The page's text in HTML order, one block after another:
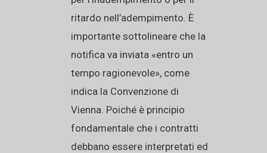
ritardo nell’adempimento. È
importante sottolineare che la
notifica va inviata «entro un
tempo ragionevole», come
indica la Convenzione di
Vienna. Poiché è principio
fondamentale che i contratti
debbano essere interpretati ed